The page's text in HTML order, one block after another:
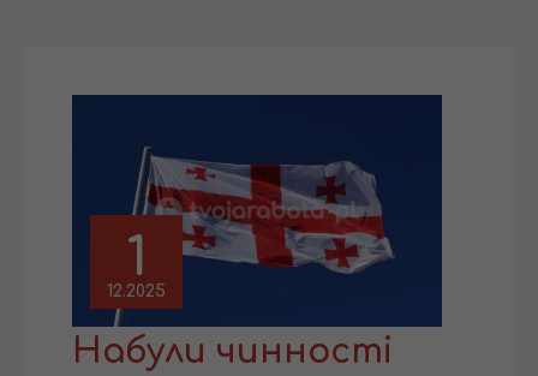
1
12.2025
Набули чинності